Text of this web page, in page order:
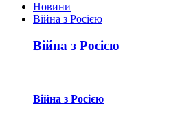
Новини
Війна з Росією
Війна з Росією
Війна з Росією